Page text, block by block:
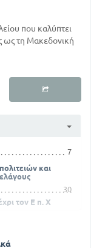
που καλύπτει
ως τη Μακεδονική
7
και
30
τον Ε π. Χ